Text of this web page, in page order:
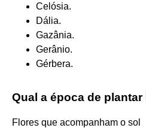
Celósia.
Dália.
Gazânia.
Gerânio.
Gérbera.
Qual a época de plantar
Flores que acompanham o sol